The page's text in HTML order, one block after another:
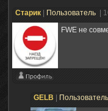
Старик Пользователь
|
FWE не
GELB